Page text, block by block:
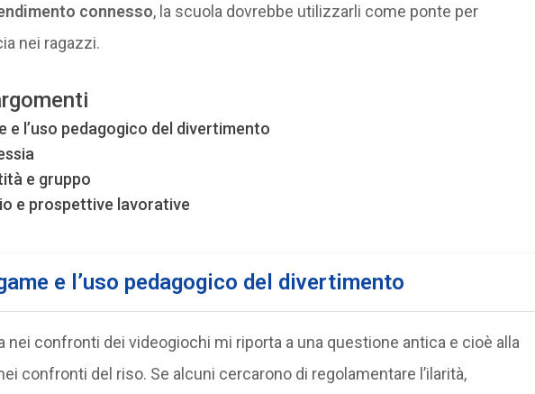
connesso, la scuola dovrebbe utilizzarli come ponte per
nei ragazzi.
e l’uso pedagogico del divertimento
e gruppo
e prospettive lavorative
e l’uso pedagogico del divertimento
nei confronti dei videogiochi mi riporta a una questione antica e cioè alla
confronti del riso. Se alcuni cercarono di regolamentare l’ilarità,